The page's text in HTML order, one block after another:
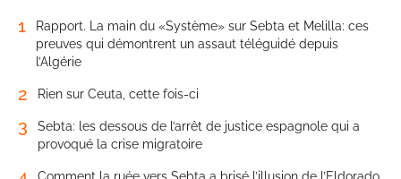
1
Rapport. La main du «Système» sur Sebta et Melilla: ces
preuves qui démontrent un assaut téléguidé depuis
l’Algérie
2 Rien sur Ceuta, cette fois-ci
3
Sebta: les dessous de l’arrêt de justice espagnole qui a
provoqué la crise migratoire